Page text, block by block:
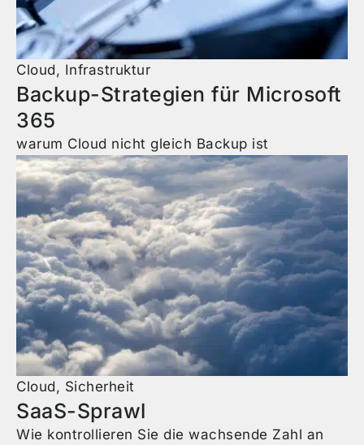
Cloud, Infrastruktur
Backup-Strategien für Microsoft
365
warum Cloud nicht gleich Backup ist
Cloud , Sicherheit
SaaS-Sprawl
Wie kontrollieren Sie die wachsende Zahl an